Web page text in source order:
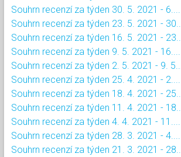
Souhrn recenzí za týden 30. 5. 2021 - 6....
Souhrn recenzí za týden 23. 5. 2021 - 30....
Souhrn recenzí za týden 16. 5. 2021 - 23....
Souhrn recenzí za týden 9. 5. 2021 - 16....
Souhrn recenzí za týden 2. 5. 2021 - 9. 5....
Souhrn recenzí za týden 25. 4. 2021 - 2....
Souhrn recenzí za týden 18. 4. 2021 - 25....
Souhrn recenzí za týden 11. 4. 2021 - 18....
Souhrn recenzí za týden 4. 4. 2021 - 11....
Souhrn recenzí za týden 28. 3. 2021 - 4....
Souhrn recenzí za týden 21. 3. 2021 - 28....